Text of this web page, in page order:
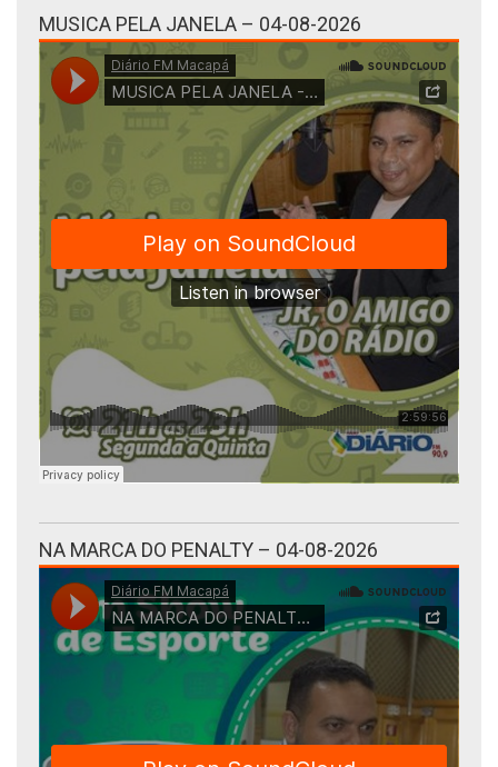
MUSICA PELA JANELA – 04-08-2026
NA MARCA DO PENALTY – 04-08-2026